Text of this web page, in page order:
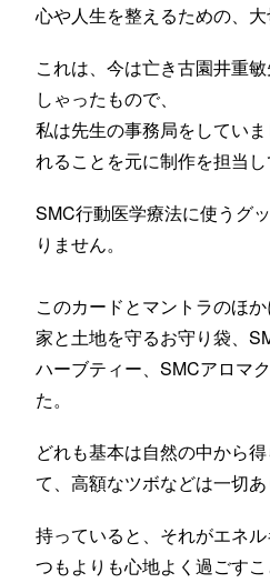
心や人生を整えるための、大
これは、今は亡き古園井重
しゃったもので、
私は先生の事務局をしてい
れることを元に制作を担当し
SMC行動医学療法に使うグ
りません。
このカードとマントラのほか
家と土地を守るお守り袋、
ハーブティー、SMCアロマ
た。
どれも基本は自然の中から
て、高額なツボなどは一切あ
持っていると、それがエネ
つもよりも心地よく過ごすこ